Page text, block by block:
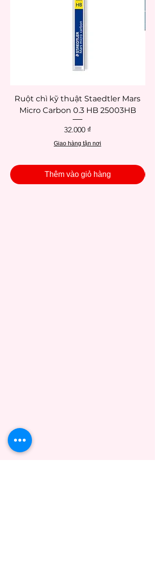
Ruột chì kỹ thuật Staedtler Mars
Micro Carbon 0.3 HB 25003HB
Giá
32.000 ₫
Giao hàng tận nơi
Thêm vào giỏ hàng